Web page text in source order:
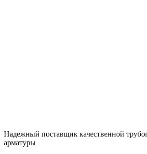
Надежный поставщик качественной
арматуры